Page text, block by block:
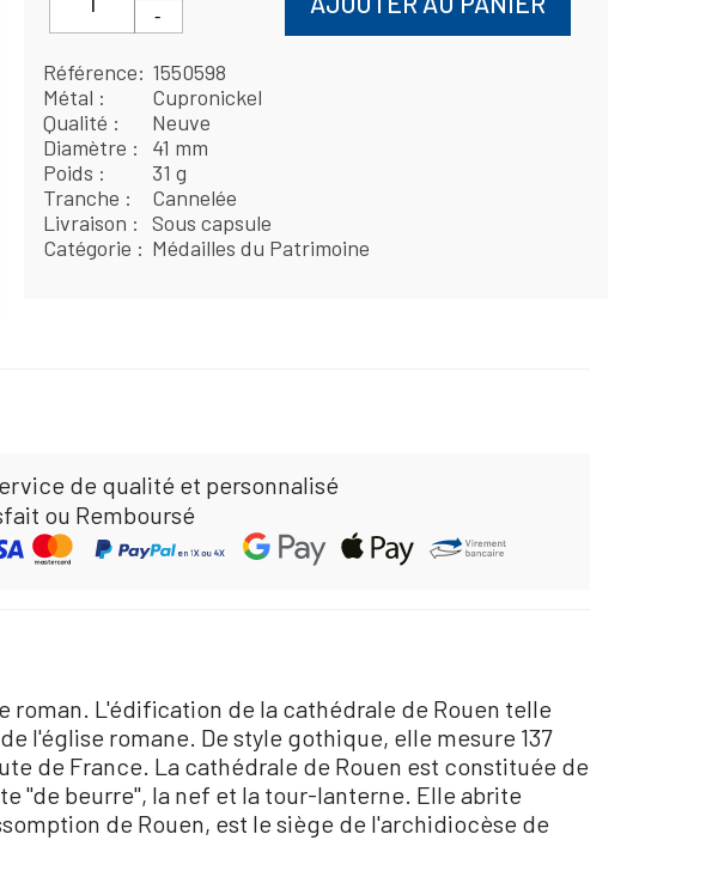
Référence
1550598
Métal
Cupronickel
Qualité
Neuve
Diamètre
41 mm
Poids
31 g
Tranche
Cannelée
Livraison
Sous capsule
Catégorie
Médailles du Patrimoine
de qualité et personnalisé
ou Remboursé
roman. L'édification de la cathédrale de Rouen telle
l'église romane. De style gothique, elle mesure 137
de France. La cathédrale de Rouen est constituée de
"de beurre", la nef et la tour-lanterne. Elle abrite
de Rouen, est le siège de l'archidiocèse de